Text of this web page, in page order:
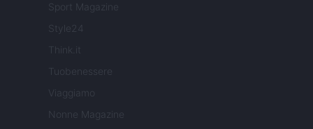
Sport Magazine
Style24
Think.it
Tuobenessere
Viaggiamo
Nonne Magazine